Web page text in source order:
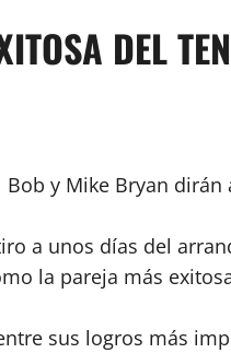
DEL
y Mike Bryan dirán
a unos días del
la pareja más
sus logros más